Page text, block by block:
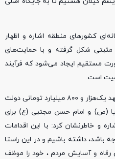
کشورهای منطقه‌ اشاره و اظهار
مثبتی شکل گرفته و با حمایت‌های
مستقیم ایجاد می‌شود که فرآیند
است.
نماینده عالی دولت در گیلان به تعهد یک‌هزار و ۸۰۰ میلیارد تومانی دولت
(ص) و امام حسن مجتبی (ع) برای
اشاره و خاطرنشان کرد: با این اقدامات
باشد، داشته باشیم و در این راستا
و آسایش مردم ، خود را موظف